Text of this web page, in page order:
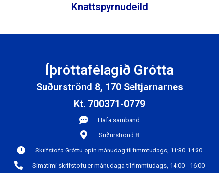
Knattspyrnudeild
Íþróttafélagið Grótta
Suðurströnd 8, 170 Seltjarnarnes
Kt. 700371-0779
Hafa samband
Suðurströnd 8
Skrifstofa Gróttu opin mánudag til fimmtudags, 11:30-14:30
Símatími skrifstofu er mánudaga til fimmtudags, 14:00 - 16:00